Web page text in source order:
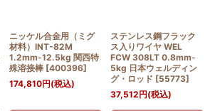
ニッケル合金用（ミグ
材料）INT-82M
1.2mm-12.5kg 関西特
殊溶接棒 [400396]
174,810円(税込)
ステンレス鋼フラック
ス入りワイヤ WEL
FCW 308LT 0.8mm-
5kg 日本ウェルディン
グ・ロッド [55773]
37,512円(税込)